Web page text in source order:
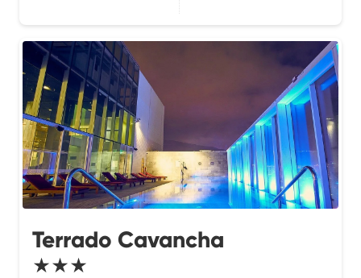
Terrado Cavancha
★★★